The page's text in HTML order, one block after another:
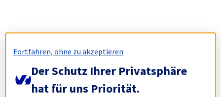
Fortfahren, ohne zu akzeptieren
Der Schutz Ihrer Privatsphäre
hat für uns Priorität.